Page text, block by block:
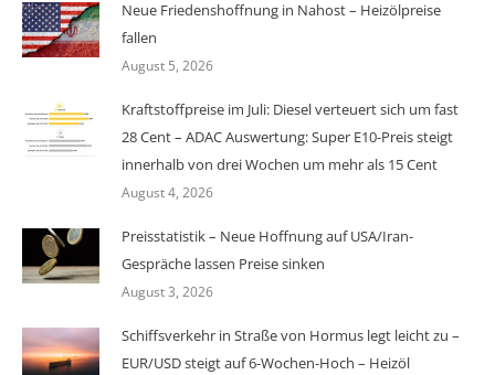
Neue Friedenshoffnung in Nahost – Heizölpreise
fallen
August 5, 2026
Kraftstoffpreise im Juli: Diesel verteuert sich um fast
28 Cent – ADAC Auswertung: Super E10-Preis steigt
innerhalb von drei Wochen um mehr als 15 Cent
August 4, 2026
Preisstatistik – Neue Hoffnung auf USA/Iran-
Gespräche lassen Preise sinken
August 3, 2026
Schiffsverkehr in Straße von Hormus legt leicht zu –
EUR/USD steigt auf 6-Wochen-Hoch – Heizöl